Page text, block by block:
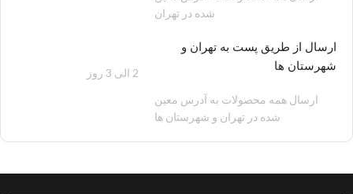
شده در تهران
ارسال از طریق پست به تهران و
شهرستان ها
ارسال همه محصولات به آدرس معین
شده در تهران و شهرستان ها
2 الی 3 روز